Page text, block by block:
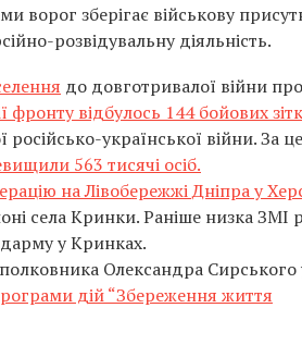
ворог зберігає військову
розвідувальну діяльність.
до довготривалої війни
фронту відбулось 144 бойових
української війни. За
563 тисячі осіб.
на Лівобережжі Дніпра у
села Кринки. Раніше низка
у Кринках.
Олександра
дій “Збереження життя